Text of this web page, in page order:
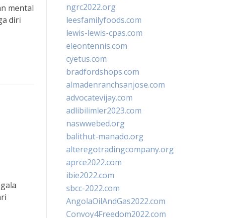
mental
diri
ngrc2022.org
leesfamilyfoods.com
lewis-lewis-cpas.com
eleontennis.com
cyetus.com
bradfordshops.com
almadenranchsanjose.com
advocatevijay.com
adlibilimler2023.com
naswwebed.org
balithut-manado.org
alteregotradingcompany.org
aprce2022.com
ibie2022.com
sbcc-2022.com
AngolaOilAndGas2022.com
Convoy4Freedom2022.com